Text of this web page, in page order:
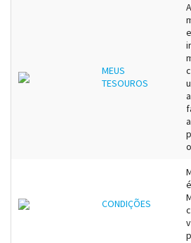
MEUS
TESOUROS
CONDIÇÕES